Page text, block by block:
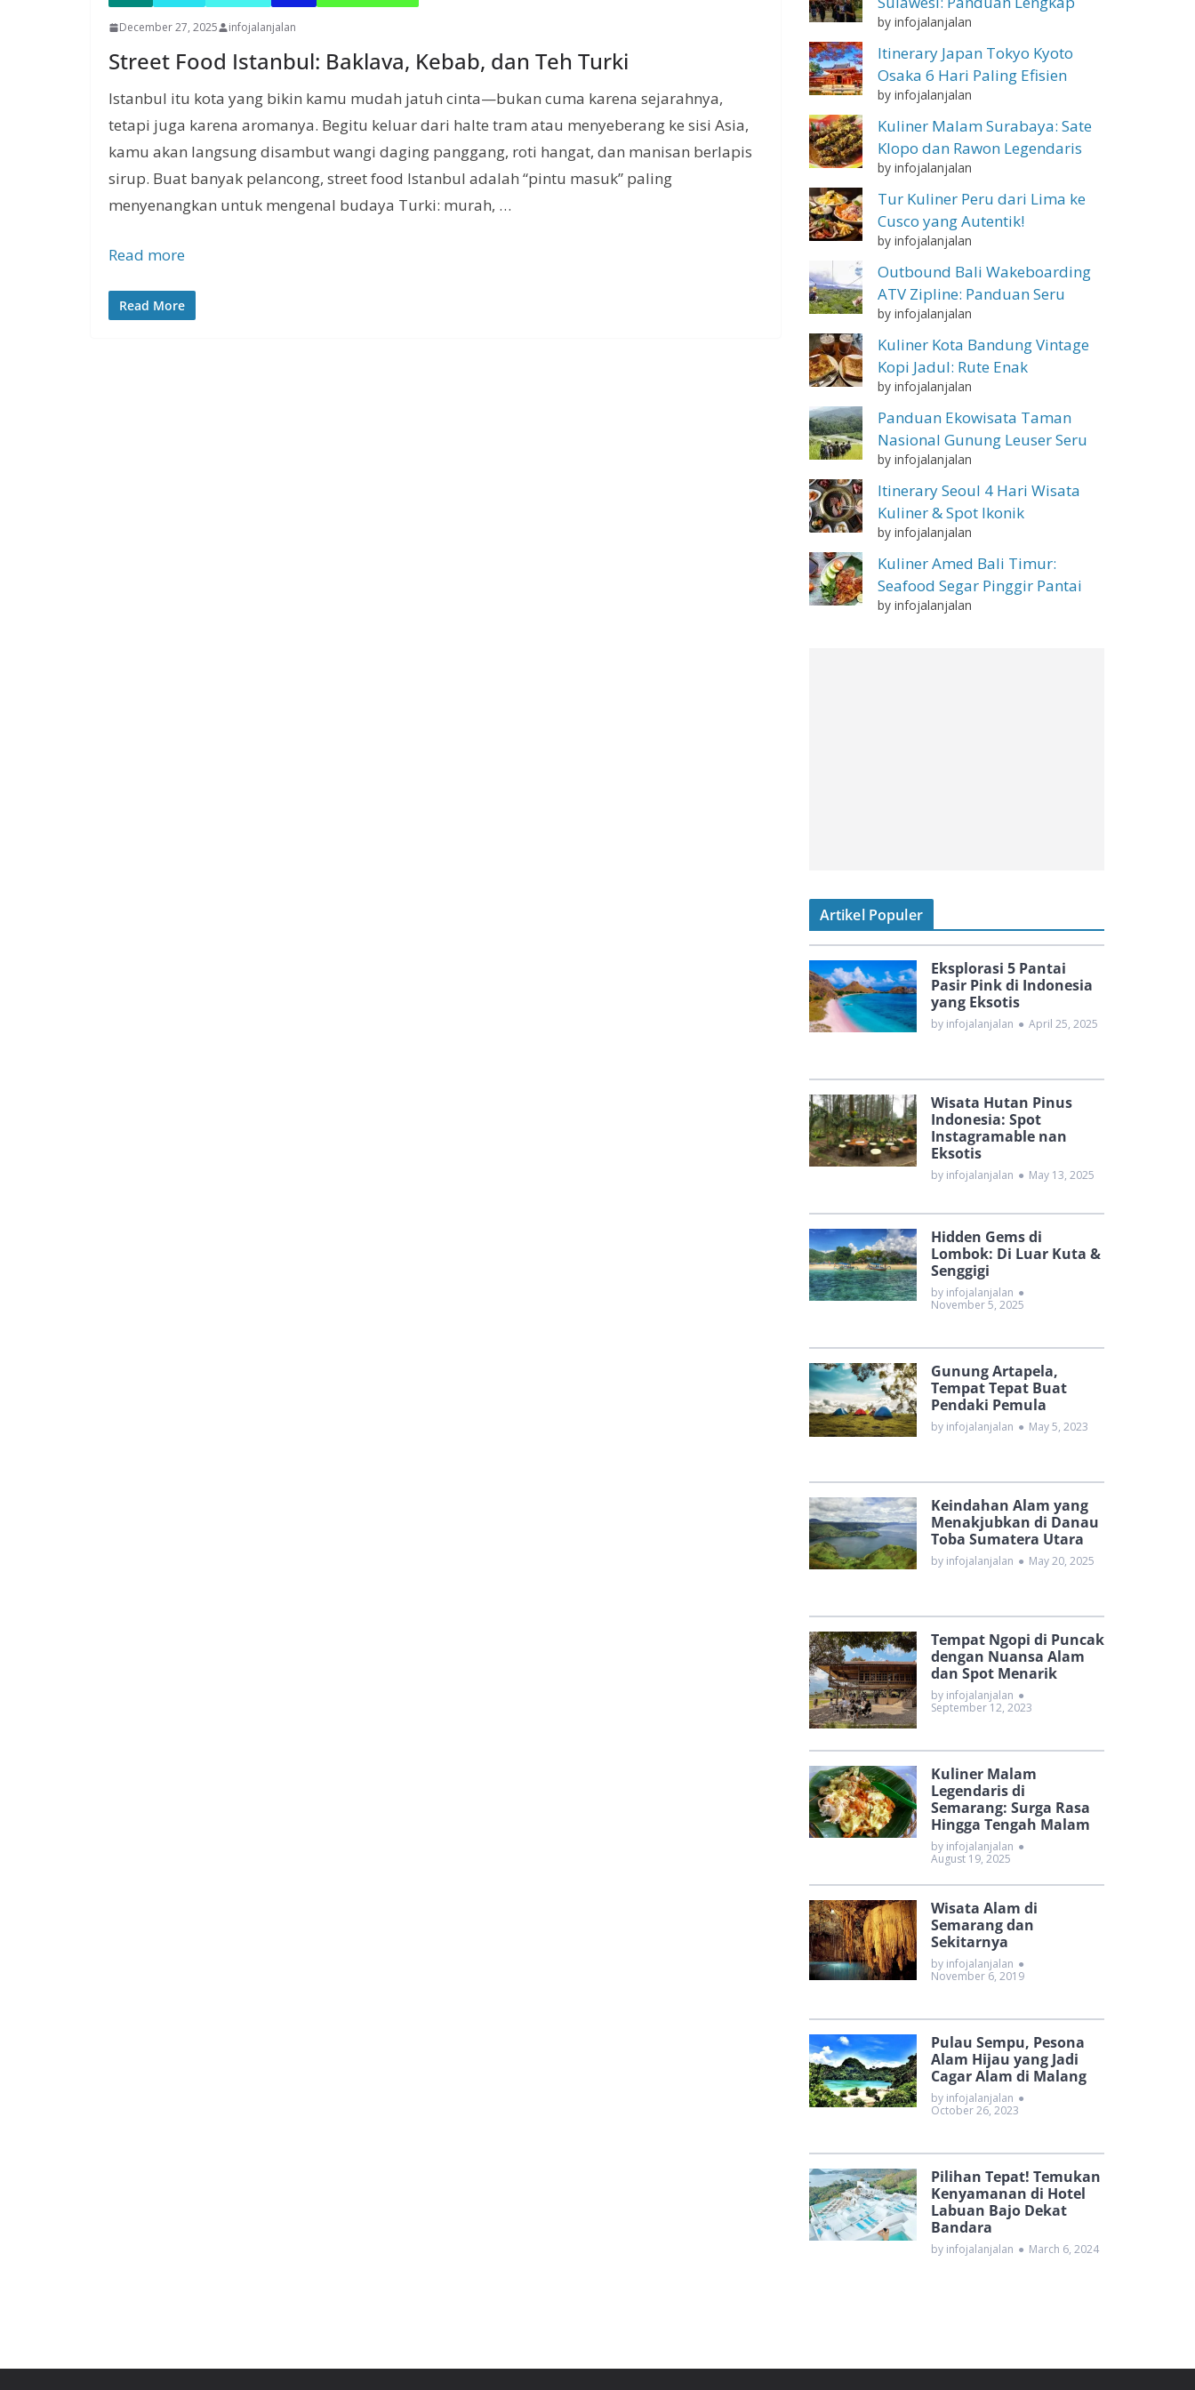
December 27, 2025 infojalanjalan
Street Food Istanbul: Baklava, Kebab, dan Teh Turki
Istanbul itu kota yang bikin kamu mudah jatuh cinta—bukan cuma karena sejarahnya,
tetapi juga karena aromanya. Begitu keluar dari halte tram atau menyeberang ke sisi Asia,
kamu akan langsung disambut wangi daging panggang, roti hangat, dan manisan berlapis
sirup. Buat banyak pelancong, street food Istanbul adalah “pintu masuk” paling
menyenangkan untuk mengenal budaya Turki: murah, …
Read more
Read More
by infojalanjalan
Itinerary Japan Tokyo Kyoto
Osaka 6 Hari Paling Efisien
by infojalanjalan
Kuliner Malam Surabaya: Sate
Klopo dan Rawon Legendaris
by infojalanjalan
Tur Kuliner Peru dari Lima ke
Cusco yang Autentik!
by infojalanjalan
Outbound Bali Wakeboarding
ATV Zipline: Panduan Seru
by infojalanjalan
Kuliner Kota Bandung Vintage
Kopi Jadul: Rute Enak
by infojalanjalan
Panduan Ekowisata Taman
Nasional Gunung Leuser Seru
by infojalanjalan
Itinerary Seoul 4 Hari Wisata
Kuliner & Spot Ikonik
by infojalanjalan
Kuliner Amed Bali Timur:
Seafood Segar Pinggir Pantai
by infojalanjalan
Artikel Populer
Eksplorasi 5 Pantai
Pasir Pink di Indonesia
yang Eksotis
by infojalanjalan ● April 25, 2025
Wisata Hutan Pinus
Indonesia: Spot
Instagramable nan
Eksotis
by infojalanjalan ● May 13, 2025
Hidden Gems di
Lombok: Di Luar Kuta &
Senggigi
by infojalanjalan ●
November 5, 2025
Gunung Artapela,
Tempat Tepat Buat
Pendaki Pemula
by infojalanjalan ● May 5, 2023
Keindahan Alam yang
Menakjubkan di Danau
Toba Sumatera Utara
by infojalanjalan ● May 20, 2025
Tempat Ngopi di Puncak
dengan Nuansa Alam
dan Spot Menarik
by infojalanjalan ●
September 12, 2023
Kuliner Malam
Legendaris di
Semarang: Surga Rasa
Hingga Tengah Malam
by infojalanjalan ●
August 19, 2025
Wisata Alam di
Semarang dan
Sekitarnya
by infojalanjalan ●
November 6, 2019
Pulau Sempu, Pesona
Alam Hijau yang Jadi
Cagar Alam di Malang
by infojalanjalan ●
October 26, 2023
Pilihan Tepat! Temukan
Kenyamanan di Hotel
Labuan Bajo Dekat
Bandara
by infojalanjalan ● March 6, 2024